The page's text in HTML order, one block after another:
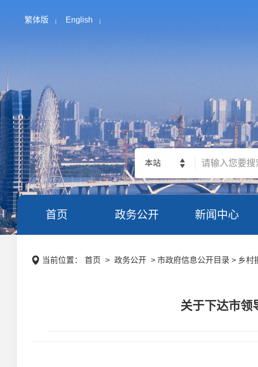
繁体版 English
本站
首页 政务公开 新闻中心
当前位置： 首页 > 政务公开 > 市政府信息公开目录 > 乡村
关于下达市领